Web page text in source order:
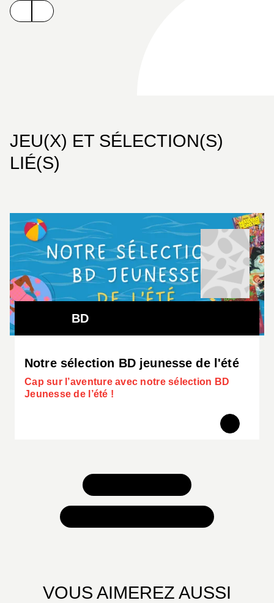
sourire avec ce récit d’émancipation plein d’humour
JEU(X) ET SÉLECTION(S)
LIÉ(S)
BD
Notre sélection BD jeunesse de l'été
Cap sur l’aventure avec notre sélection BD
Jeunesse de l’été !
VOUS AIMEREZ AUSSI